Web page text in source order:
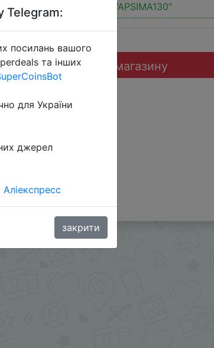
"APSIMA130"
Перейти до магазину
Telegram:
посилань вашого
та інших
для України
джерел
Аліекспресс
закрити